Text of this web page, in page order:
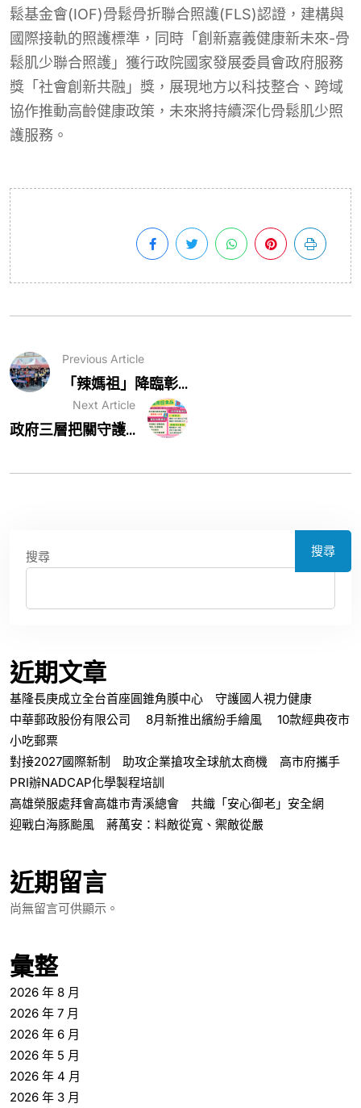
鬆基金會(IOF)骨鬆骨折聯合照護(FLS)認證，建構與
國際接軌的照護標準，同時「創新嘉義健康新未來-骨
鬆肌少聯合照護」獲行政院國家發展委員會政府服務
獎「社會創新共融」獎，展現地方以科技整合、跨域
協作推動高齡健康政策，未來將持續深化骨鬆肌少照
護服務。
Previous Article
「辣媽祖」降臨彰...
Next Article
政府三層把關守護...
搜尋 搜尋
近期文章
基隆長庚成立全台首座圓錐角膜中心 守護國人視力健康
中華郵政股份有限公司 8月新推出繽紛手繪風 10款經典夜市
小吃郵票
對接2027國際新制 助攻企業搶攻全球航太商機 高市府攜手
PRI辦NADCAP化學製程培訓
高雄榮服處拜會高雄市青溪總會 共織「安心御老」安全網
迎戰白海豚颱風 蔣萬安：料敵從寬、禦敵從嚴
近期留言
尚無留言可供顯示。
彙整
2026 年 8 月
2026 年 7 月
2026 年 6 月
2026 年 5 月
2026 年 4 月
2026 年 3 月